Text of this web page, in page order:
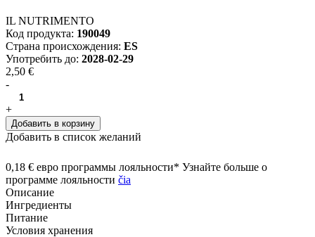
IL NUTRIMENTO
Код продукта: 190049
Страна происхождения: ES
Употребить до: 2028-02-29
2,50 €
-
+
Добавить в корзину
Добавить в список желаний
0,18 € евро программы лояльности* Узнайте больше о
программе лояльности čia
Описание
Ингредиенты
Питание
Условия хранения